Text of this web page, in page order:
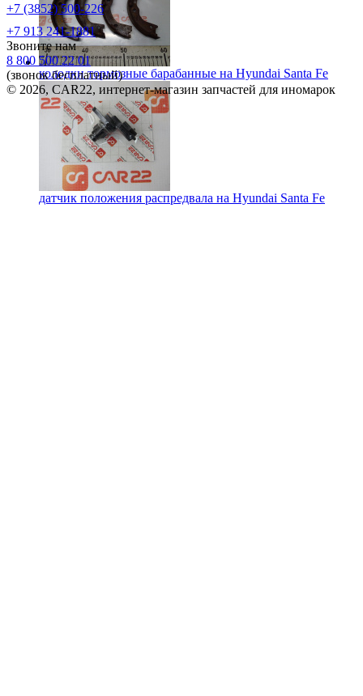
колодки тормозные барабанные на Hyundai Santa Fe
датчик положения распредвала на Hyundai Santa Fe
+7 (3852) 500-226
+7 913 241-1881
Звоните нам
8 800 500 22 01
(звонок бесплатный)
© 2026, CAR22, интернет-магазин запчастей для иномарок